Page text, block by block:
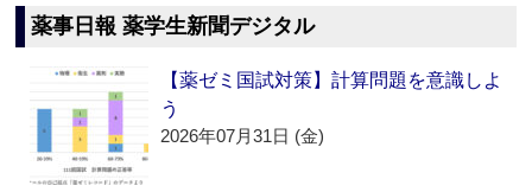
薬事日報 薬学生新聞デジタル
【薬ゼミ国試対策】計算問題を意識しよ
う
2026年07月31日 (金)